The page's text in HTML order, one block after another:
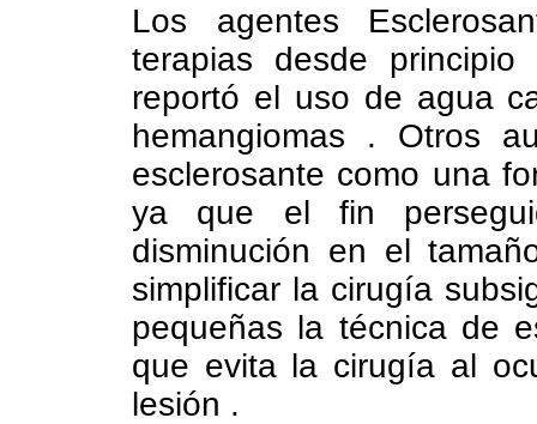
Los agentes
terapias desde
reportó el uso de agua
hemangiomas . Otros
esclerosante como una
ya que el fin
disminución en el
simplificar la cirugía
pequeñas la técnica de
que evita la cirugía al
lesión .